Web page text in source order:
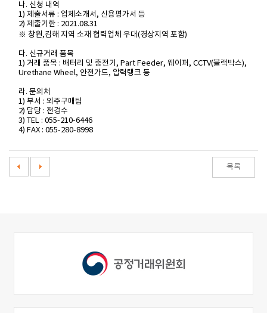
나. 신청 내역
1) 제출서류 : 업체소개서, 신용평가서 등
2) 제출기한 : 2021.08.31
※ 창원,김해 지역 소재 협력업체 우대(경상지역 포함)
다. 신규거래 품목
1) 거래 품목 : 배터리 및 충전기, Part Feeder, 웨이퍼, CCTV(블랙박스),
Urethane Wheel, 안전가드, 압력탱크 등
라. 문의처
1) 부서 : 외주구매팀
2) 담당 : 전경수
3) TEL : 055-210-6446
4) FAX : 055-280-8998
목록